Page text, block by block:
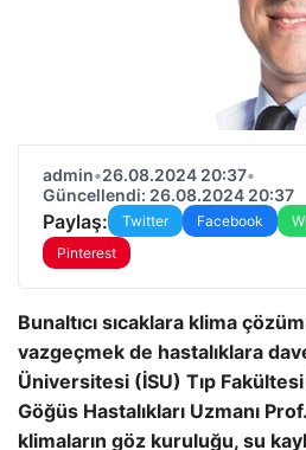
admin•26.08.2024 20:37•
Güncellendi: 26.08.2024 20:37
Paylaş: Twitter Facebook
Pinterest
Bunaltıcı sıcaklara klima
vazgeçmek de hastalıklara
Üniversitesi (İSU) Tıp
Göğüs Hastalıkları Uzmanı
klimaların göz kuruluğu, su